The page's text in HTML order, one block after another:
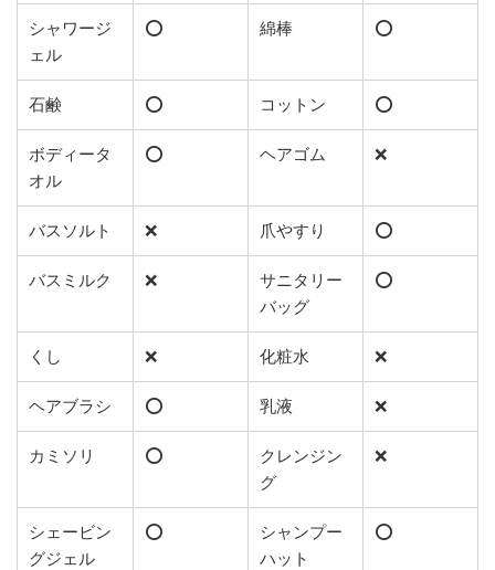
シャワージ
ェル
⭕️ 綿棒 ⭕️
石鹸 ⭕️ コットン ⭕️
ボディータ
オル
⭕️ ヘアゴム ❌
バスソルト ❌ 爪やすり ⭕️
バスミルク ❌
サニタリー
バッグ
⭕️
くし ❌ 化粧水 ❌
ヘアブラシ ⭕️ 乳液 ❌
カミソリ ⭕️
クレンジン
グ
❌
シェービン
グジェル
⭕️
シャンプー
ハット
⭕️